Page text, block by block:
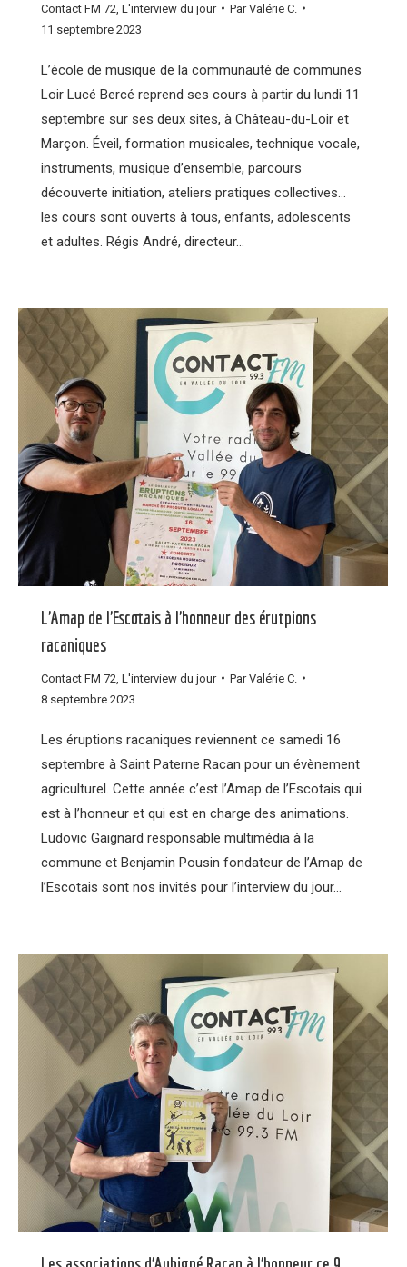
Contact FM 72 L'interview du jour ParValérie C.
11 septembre 2023
L’école de musique de la communauté de communes
Loir Lucé Bercé reprend ses cours à partir du lundi 11
septembre sur ses deux sites, à Château-du-Loir et
Marçon. Éveil, formation musicales, technique vocale,
instruments, musique d’ensemble, parcours
découverte initiation, ateliers pratiques collectives…
les cours sont ouverts à tous, enfants, adolescents
et adultes. Régis André, directeur…
L’Amap de l’Escotais à l’honneur des érutpions
racaniques
Contact FM 72 L'interview du jour ParValérie C.
8 septembre 2023
Les éruptions racaniques reviennent ce samedi 16
septembre à Saint Paterne Racan pour un évènement
agriculturel. Cette année c’est l’Amap de l’Escotais qui
est à l’honneur et qui est en charge des animations.
Ludovic Gaignard responsable multimédia à la
commune et Benjamin Pousin fondateur de l’Amap de
l’Escotais sont nos invités pour l’interview du jour…